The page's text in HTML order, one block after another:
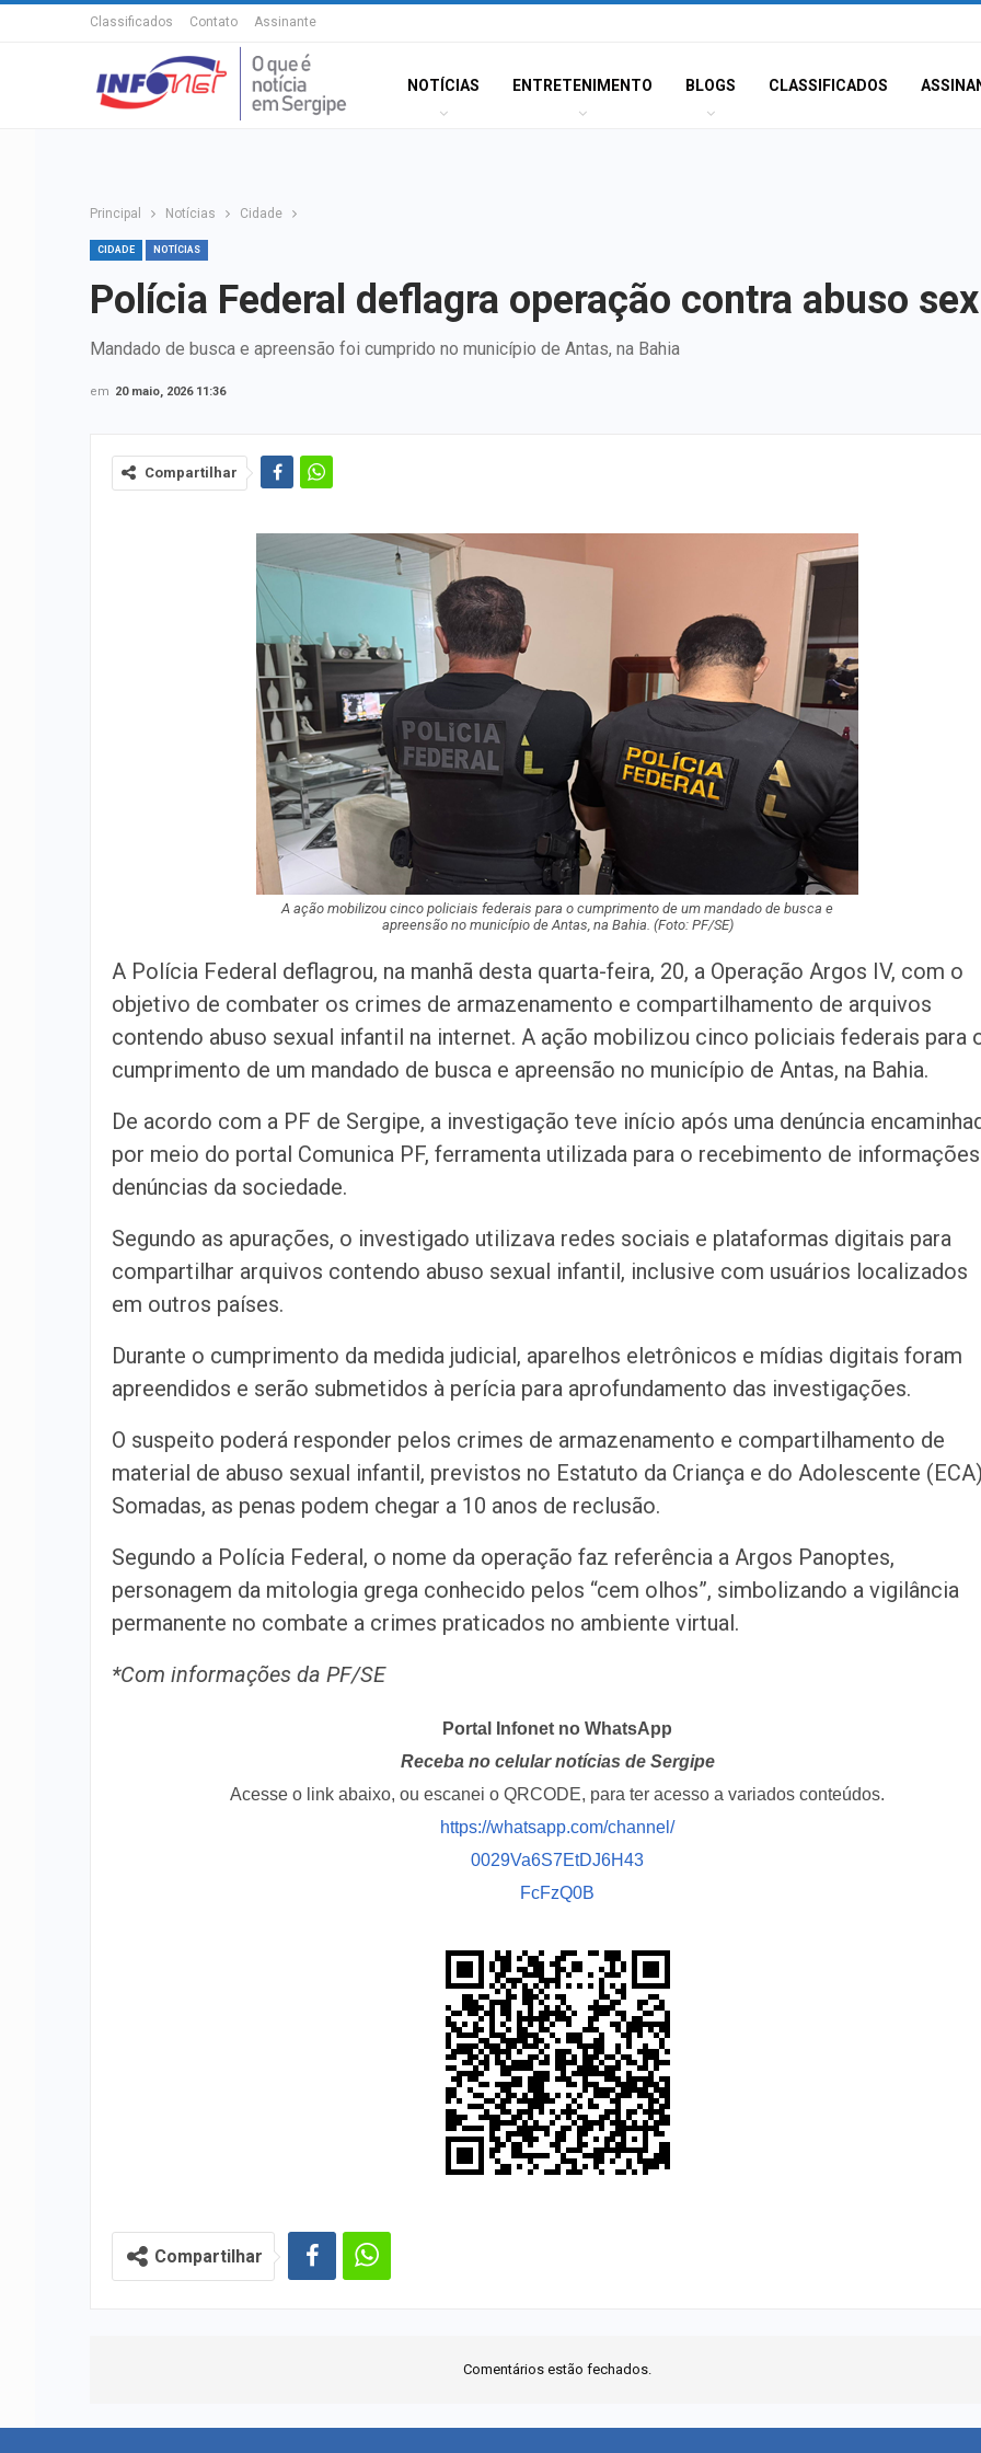
Classificados Contato Assinante
NOTÍCIAS ENTRETENIMENTO BLOGS CLASSIFICADOS
Principal Notícias Cidade
CIDADE NOTÍCIAS
Polícia Federal deflagra operação contra abuso
Mandado de busca e apreensão foi cumprido no município de Antas, na Bahia
em 20 maio, 2026 11:36
Compartilhar
A ação mobilizou cinco policiais federais para o cumprimento de um mandado de busca e
apreensão no município de Antas, na Bahia. (Foto: PF/SE)
A Polícia Federal deflagrou, na manhã desta quarta-feira, 20, a Operação Argos IV, com o
objetivo de combater os crimes de armazenamento e compartilhamento de arquivos
contendo abuso sexual infantil na internet. A ação mobilizou cinco policiais federais para
cumprimento de um mandado de busca e apreensão no município de Antas, na Bahia.
De acordo com a PF de Sergipe, a investigação teve início após uma denúncia
por meio do portal Comunica PF, ferramenta utilizada para o recebimento de
denúncias da sociedade.
Segundo as apurações, o investigado utilizava redes sociais e plataformas digitais para
compartilhar arquivos contendo abuso sexual infantil, inclusive com usuários localizados
em outros países.
Durante o cumprimento da medida judicial, aparelhos eletrônicos e mídias digitais foram
apreendidos e serão submetidos à perícia para aprofundamento das investigações.
O suspeito poderá responder pelos crimes de armazenamento e compartilhamento de
material de abuso sexual infantil, previstos no Estatuto da Criança e do Adolescente
Somadas, as penas podem chegar a 10 anos de reclusão.
Segundo a Polícia Federal, o nome da operação faz referência a Argos Panoptes,
personagem da mitologia grega conhecido pelos “cem olhos”, simbolizando a vigilância
permanente no combate a crimes praticados no ambiente virtual.
*Com informações da PF/SE
Portal Infonet no WhatsApp
Receba no celular notícias de Sergipe
Acesse o link abaixo, ou escanei o QRCODE, para ter acesso a variados conteúdos.
https://whatsapp.com/channel/
0029Va6S7EtDJ6H43
FcFzQ0B
Compartilhar
Comentários estão fechados.
fim de semana